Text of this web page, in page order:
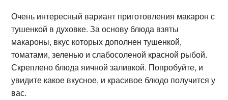
Очень интересный вариант приготовления макарон с
тушенкой в духовке. За основу блюда взяты
макароны, вкус которых дополнен тушенкой,
томатами, зеленью и слабосоленой красной рыбой.
Скреплено блюда яичной заливкой. Попробуйте, и
увидите какое вкусное, и красивое блюдо получится у
вас.